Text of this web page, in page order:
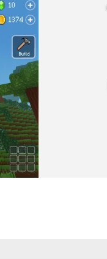
Ces nouveaux défis